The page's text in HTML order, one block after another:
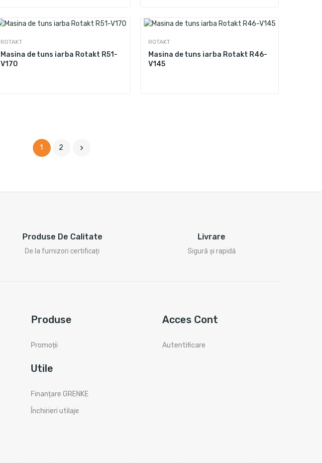
ROTAKT
Masina de tuns iarba Rotakt R51-
V170
ROTAKT
Masina de tuns iarba Rotakt R46-
V145
1 2 
Produse De Calitate
De la furnizori certificați
Livrare
Sigură și rapidă
Produse
Promoții
Utile
Finanțare GRENKE
Închirieri utilaje
Acces Cont
Autentificare